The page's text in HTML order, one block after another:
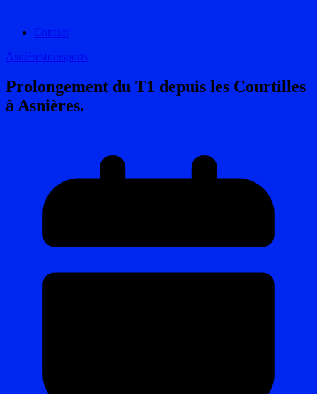
Contact
Asnièrestransports
Prolongement du T1 depuis les Courtilles
à Asnières.